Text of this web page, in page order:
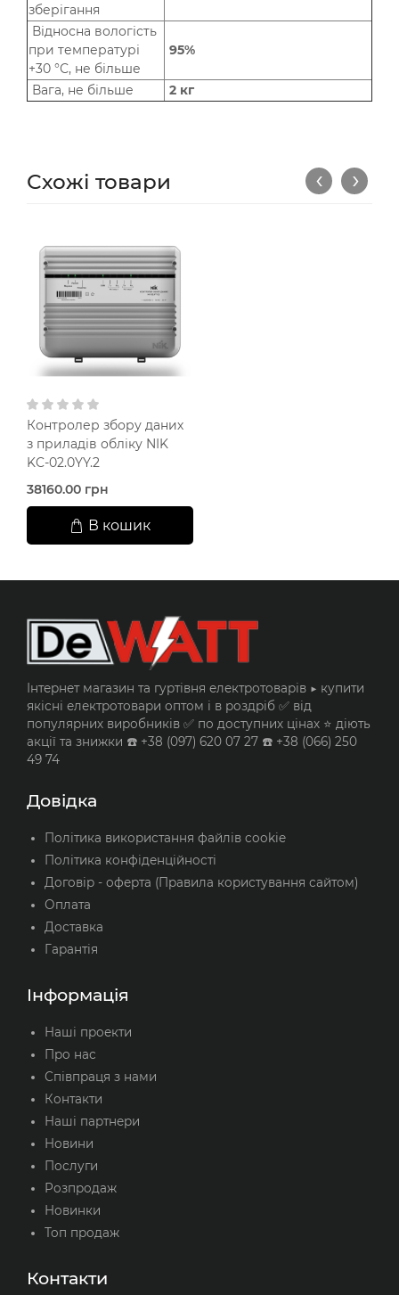
зберігання
Відносна вологість
при температурі
+30 °С, не більше
95%
Вага, не більше 2 кг
Схожі товари
Контролер збору даних
з приладів обліку NIK
KC-02.0YY.2
38160.00 грн
В кошик
‹ ›
Інтернет магазин та гуртівня електротоварів ▶️ купити
якісні електротовари оптом і в роздріб ✅ від
популярних виробників ✅ по доступних цінах ⭐ діють
акції та знижки ☎️ +38 (097) 620 07 27 ☎️ +38 (066) 250
49 74
Довідка
Політика використання файлів cookie
Політика конфіденційності
Договір - оферта (Правила користування сайтом)
Оплата
Доставка
Гарантія
Інформація
Наші проекти
Про нас
Співпраця з нами
Контакти
Наші партнери
Новини
Послуги
Розпродаж
Новинки
Топ продаж
Контакти